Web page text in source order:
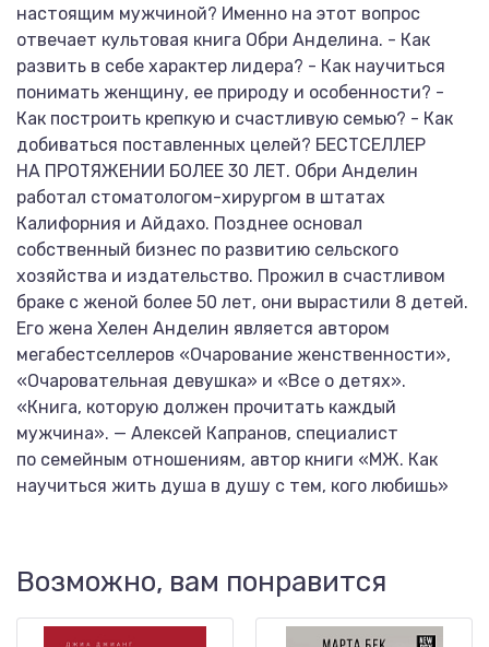
настоящим мужчиной? Именно на этот вопрос
отвечает культовая книга Обри Анделина. - Как
развить в себе характер лидера? - Как научиться
понимать женщину, ее природу и особенности? -
Как построить крепкую и счастливую семью? - Как
добиваться поставленных целей? БЕСТСЕЛЛЕР
НА ПРОТЯЖЕНИИ БОЛЕЕ 30 ЛЕТ. Обри Анделин
работал стоматологом-хирургом в штатах
Калифорния и Айдахо. Позднее основал
собственный бизнес по развитию сельского
хозяйства и издательство. Прожил в счастливом
браке с женой более 50 лет, они вырастили 8 детей.
Его жена Хелен Анделин является автором
мегабестселлеров «Очарование женственности»,
«Очаровательная девушка» и «Все о детях».
«Книга, которую должен прочитать каждый
мужчина». — Алексей Капранов, специалист
по семейным отношениям, автор книги «МЖ. Как
научиться жить душа в душу с тем, кого любишь»
Возможно, вам понравится